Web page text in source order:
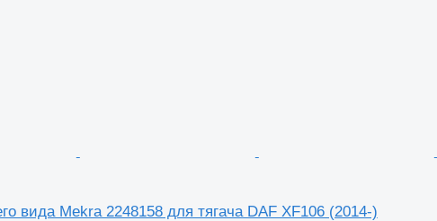
вида Mekra 2248158 для тягача DAF XF106 (2014-)